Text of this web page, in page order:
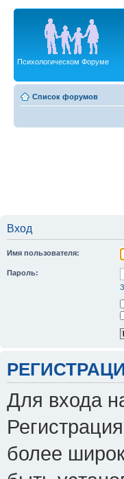
Психологическом Форуме
Список форумов
Вход
Имя пользователя:
Пароль:
Для входа
более